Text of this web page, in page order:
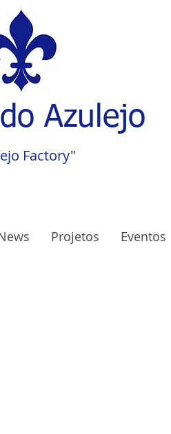
Azulejo
Factory"
Projetos Eventos